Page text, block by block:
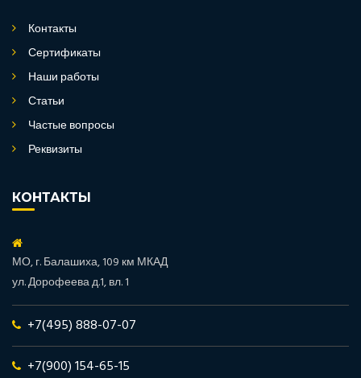
Контакты
Сертификаты
Наши работы
Статьи
Частые вопросы
Реквизиты
КОНТАКТЫ
МО, г. Балашиха, 109 км МКАД
ул. Дорофеева д.1, вл. 1
+7(495) 888-07-07
+7(900) 154-65-15